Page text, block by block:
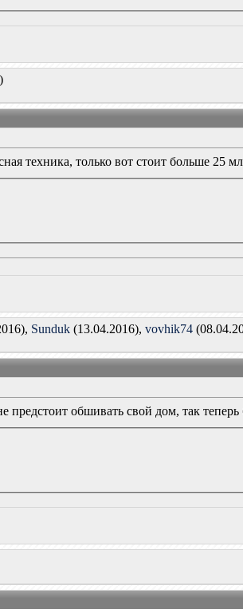
техника, только вот стоит больше 25
Sunduk (13.04.2016),vovhik74
обшивать свой дом, так